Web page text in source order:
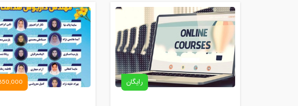
رایگان 850,000